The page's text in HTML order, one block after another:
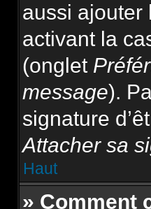
aussi ajouter
activant la
(onglet
message).
signature
Attacher sa
Haut
» Comment